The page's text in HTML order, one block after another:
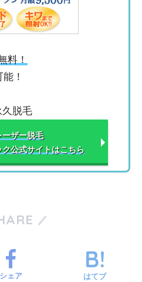
料！
！
久脱毛
ーザー脱毛
公式サイトはこちら
シェア はてブ